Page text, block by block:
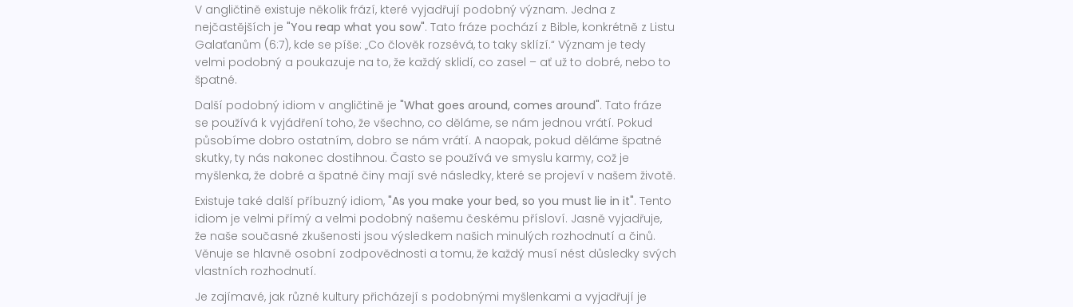
V angličtině existuje několik frází, které vyjadřují podobný význam. Jedna z
nejčastějších je "You reap what you sow". Tato fráze pochází z Bible, konkrétně z Listu
Galaťanům (6:7), kde se píše: „Co člověk rozsévá, to taky sklízí.“ Význam je tedy
velmi podobný a poukazuje na to, že každý sklidí, co zasel – ať už to dobré, nebo to
špatné.
Další podobný idiom v angličtině je "What goes around, comes around". Tato fráze
se používá k vyjádření toho, že všechno, co děláme, se nám jednou vrátí. Pokud
působíme dobro ostatním, dobro se nám vrátí. A naopak, pokud děláme špatné
skutky, ty nás nakonec dostihnou. Často se používá ve smyslu karmy, což je
myšlenka, že dobré a špatné činy mají své následky, které se projeví v našem životě.
Existuje také další příbuzný idiom, "As you make your bed, so you must lie in it". Tento
idiom je velmi přímý a velmi podobný našemu českému přísloví. Jasně vyjadřuje,
že naše současné zkušenosti jsou výsledkem našich minulých rozhodnutí a činů.
Věnuje se hlavně osobní zodpovědnosti a tomu, že každý musí nést důsledky svých
vlastních rozhodnutí.
Je zajímavé, jak různé kultury přicházejí s podobnými myšlenkami a vyjadřují je